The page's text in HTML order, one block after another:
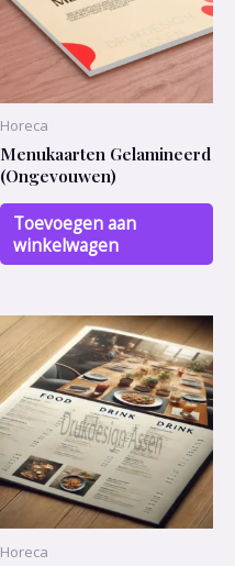
Horeca
Menukaarten Gelamineerd
(Ongevouwen)
Toevoegen aan
winkelwagen
Horeca